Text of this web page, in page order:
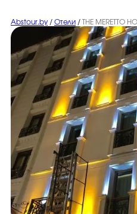
Abstour.by / Отели / THE MERETTO